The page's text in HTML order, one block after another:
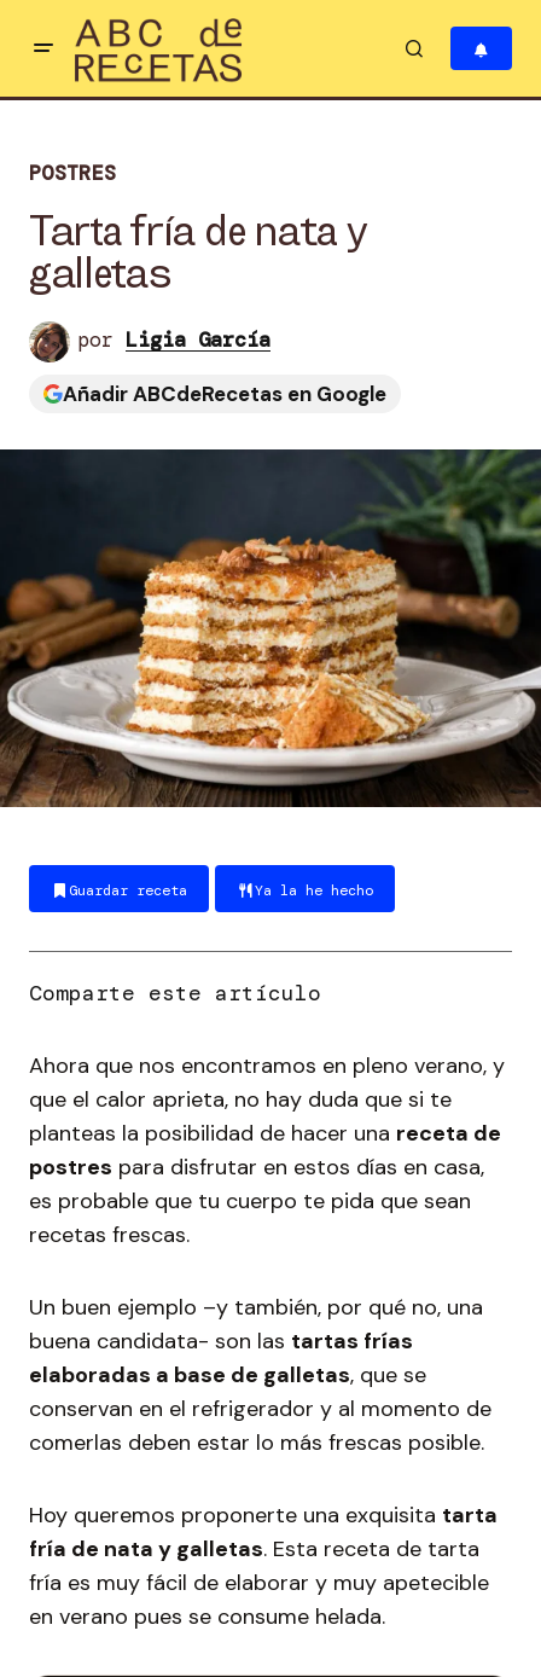
POSTRES
Tarta fría de nata y
galletas
por Ligia García
Añadir ABCdeRecetas en Google
Guardar receta Ya la he hecho
Ahora que nos encontramos en pleno verano, y
que el calor aprieta, no hay duda que si te
planteas la posibilidad de hacer una receta de
postres para disfrutar en estos días en casa,
es probable que tu cuerpo te pida que sean
recetas frescas.
Un buen ejemplo –y también, por qué no, una
buena candidata- son las tartas frías
elaboradas a base de galletas, que se
conservan en el refrigerador y al momento de
comerlas deben estar lo más frescas posible.
Hoy queremos proponerte una exquisita tarta
fría de nata y galletas. Esta receta de tarta
fría es muy fácil de elaborar y muy apetecible
en verano pues se consume helada.